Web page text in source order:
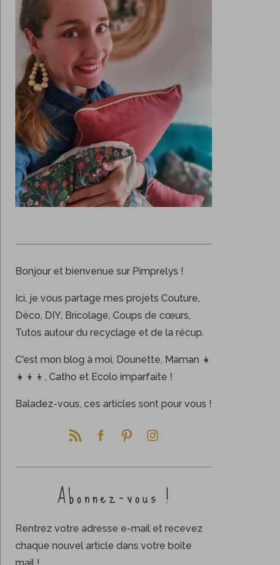
Bonjour et bienvenue sur Pimprelys !
Ici, je vous partage mes projets Couture,
Déco, DIY, Bricolage, Coups de cœurs,
Tutos autour du recyclage et de la récup.
C'est mon blog à moi, Dounette, Maman 👧
👧👦👦, Catho et Ecolo imparfaite !
Baladez-vous, ces articles sont pour vous !
Abonnez-vous !
Rentrez votre adresse e-mail et recevez
chaque nouvel article dans votre boîte